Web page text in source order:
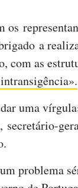
a
com as
uma
problema